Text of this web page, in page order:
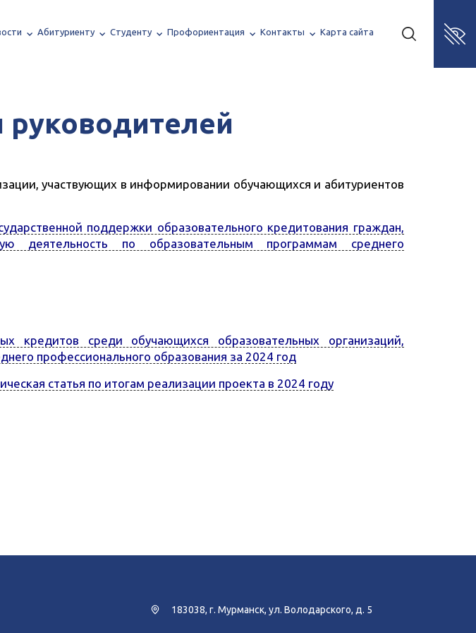
Абитуриенту Студенту Профориентация Контакты Карта сайта
участвующих в информировании обучающихся и абитуриентов
поддержки образовательного кредитования граждан,
деятельность по образовательным программам среднего
кредитов среди обучающихся образовательных организаций,
профессионального образования за 2024 год
статья по итогам реализации проекта в 2024 году
183038, г. Мурманск, ул. Володарского, д. 5